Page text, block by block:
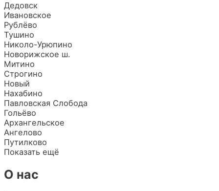
Дедовск
Ивановское
Рублёво
Тушино
Николо-Урюпино
Новорижское ш.
Митино
Строгино
Новый
Нахабино
Павловская Слобода
Гольёво
Архангельское
Ангелово
Путилково
Показать ещё
О нас